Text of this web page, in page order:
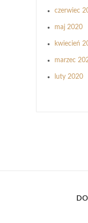
czerwiec
maj 2020
kwiecień
marzec
luty 2020